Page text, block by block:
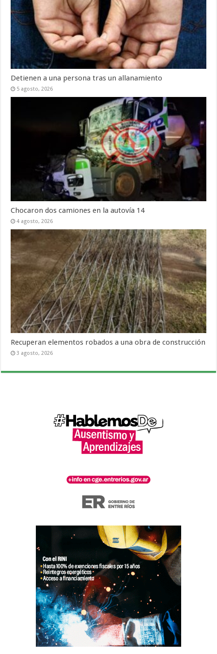
Detienen a una persona tras un allanamiento
5 agosto, 2026
Chocaron dos camiones en la autovía 14
4 agosto, 2026
Recuperan elementos robados a una obra de construcción
3 agosto, 2026